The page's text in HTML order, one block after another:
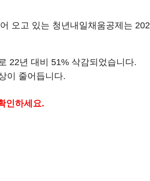
오고 있는 청년내일채움공제는
22년 대비 51% 삭감되었습니다.
이 줄어듭니다.
인하세요.